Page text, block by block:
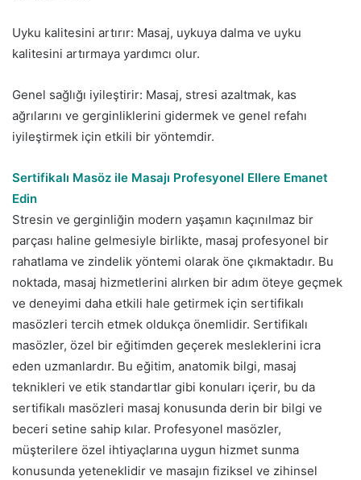
Uyku kalitesini artırır: Masaj, uykuya dalma ve uyku
kalitesini artırmaya yardımcı olur.
Genel sağlığı iyileştirir: Masaj, stresi azaltmak, kas
ağrılarını ve gerginliklerini gidermek ve genel refahı
iyileştirmek için etkili bir yöntemdir.
Sertifikalı Masöz ile Masajı Profesyonel Ellere Emanet
Edin
Stresin ve gerginliğin modern yaşamın kaçınılmaz bir
parçası haline gelmesiyle birlikte, masaj profesyonel bir
rahatlama ve zindelik yöntemi olarak öne çıkmaktadır. Bu
noktada, masaj hizmetlerini alırken bir adım öteye geçmek
ve deneyimi daha etkili hale getirmek için sertifikalı
masözleri tercih etmek oldukça önemlidir. Sertifikalı
masözler, özel bir eğitimden geçerek mesleklerini icra
eden uzmanlardır. Bu eğitim, anatomik bilgi, masaj
teknikleri ve etik standartlar gibi konuları içerir, bu da
sertifikalı masözleri masaj konusunda derin bir bilgi ve
beceri setine sahip kılar. Profesyonel masözler,
müşterilere özel ihtiyaçlarına uygun hizmet sunma
konusunda yeteneklidir ve masajın fiziksel ve zihinsel